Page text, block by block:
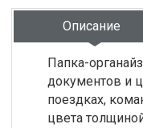
Описание
Папка-
документов и
поездках,
цвета